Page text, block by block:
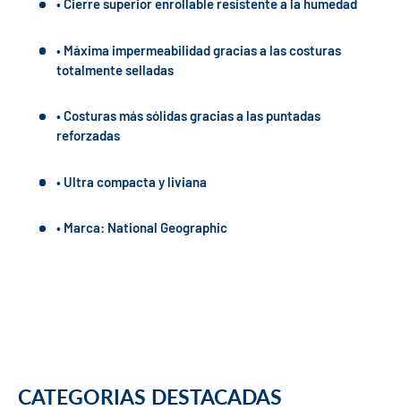
• Cierre superior enrollable resistente a la humedad
• Máxima impermeabilidad gracias a las costuras
totalmente selladas
• Costuras más sólidas gracias a las puntadas
reforzadas
• Ultra compacta y liviana
• Marca: National Geographic
CATEGORIAS DESTACADAS